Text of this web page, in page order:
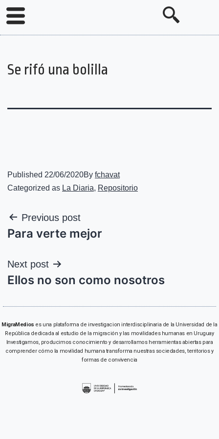
Se rifó una bolilla
Published 22/06/2020By fchavat
Categorized as La Diaria, Repositorio
Previous post
Para verte mejor
Next post
Ellos no son como nosotros
MigraMedios es una plataforma de investigacion interdisciplinaria de la Universidad de la
República dedicada al estudio de la migración y las movilidades humanas en Uruguay
Investigamos, producimos conocimiento y desarrollamos herramientas abiertas para
comprender cómo la movilidad humana transforma nuestras sociedades, territorios y
formas de convivencia